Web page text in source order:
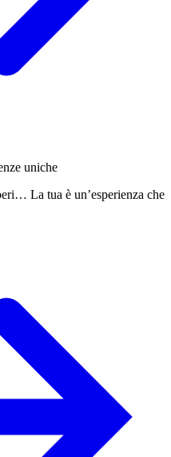
uniche
La tua è un’esperienza che